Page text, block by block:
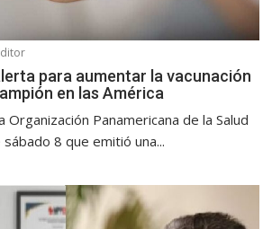
para aumentar la vacunación
en las América
Organización Panamericana de la Salud
8 que emitió una...